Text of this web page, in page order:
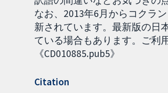
なお、2013年6月からコクラ
新されています。最新版の日
ている場合もあります。ご利
《CD010885.pub5》
Citation